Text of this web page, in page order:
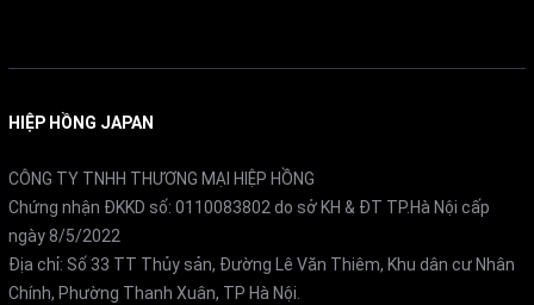
HIỆP HỒNG JAPAN
CÔNG TY TNHH THƯƠNG MẠI HIỆP HỒNG
Chứng nhận ĐKKD số: 0110083802 do sở KH & ĐT TP.Hà Nội cấp
ngày 8/5/2022
Địa chỉ: Số 33 TT Thủy sản, Đường Lê Văn Thiêm, Khu dân cư Nhân
Chính, Phường Thanh Xuân, TP Hà Nội.